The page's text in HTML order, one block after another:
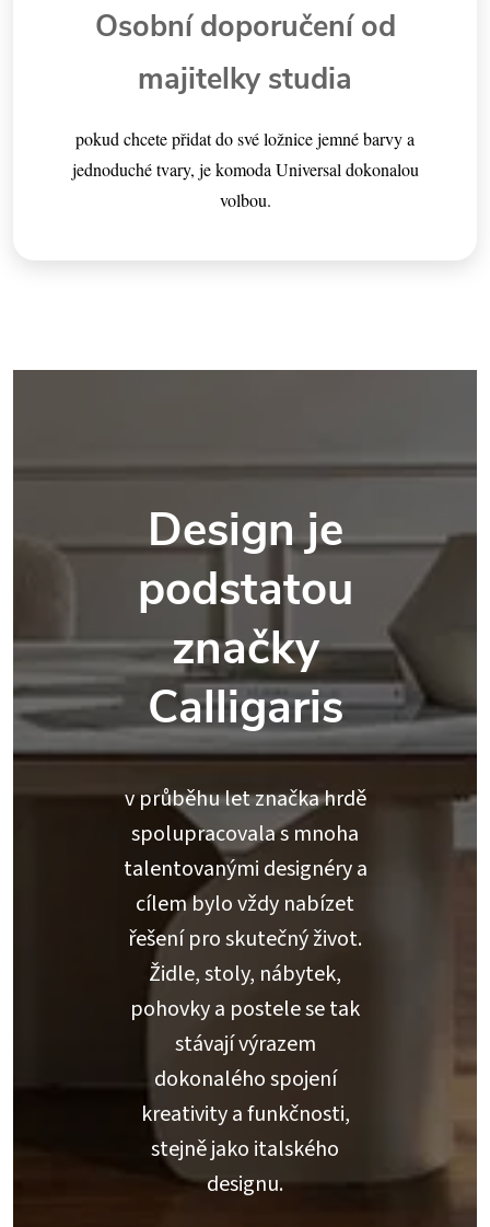
Osobní doporučení od
majitelky studia
pokud chcete přidat do své ložnice jemné barvy a
jednoduché tvary, je komoda Universal dokonalou
volbou.
Design je
podstatou
značky
Calligaris
v průběhu let značka hrdě
spolupracovala s mnoha
talentovanými designéry a
cílem bylo vždy nabízet
řešení pro skutečný život.
Židle, stoly, nábytek,
pohovky a postele se tak
stávají výrazem
dokonalého spojení
kreativity a funkčnosti,
stejně jako italského
designu.